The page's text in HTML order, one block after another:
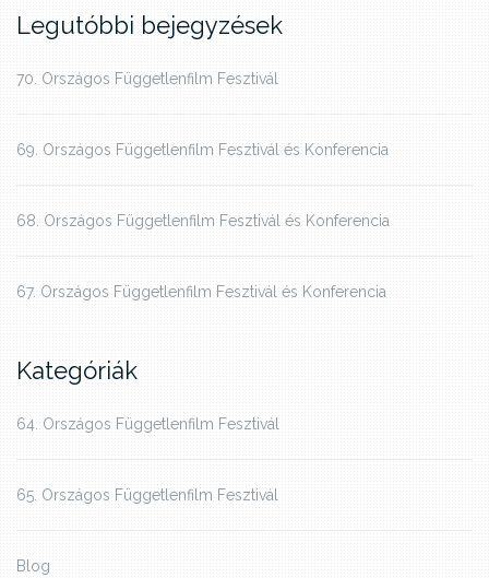
Legutóbbi bejegyzések
70. Országos Függetlenfilm Fesztivál
69. Országos Függetlenfilm Fesztivál és Konferencia
68. Országos Függetlenfilm Fesztivál és Konferencia
67. Országos Függetlenfilm Fesztivál és Konferencia
Kategóriák
64. Országos Függetlenfilm Fesztivál
65. Országos Függetlenfilm Fesztivál
Blog